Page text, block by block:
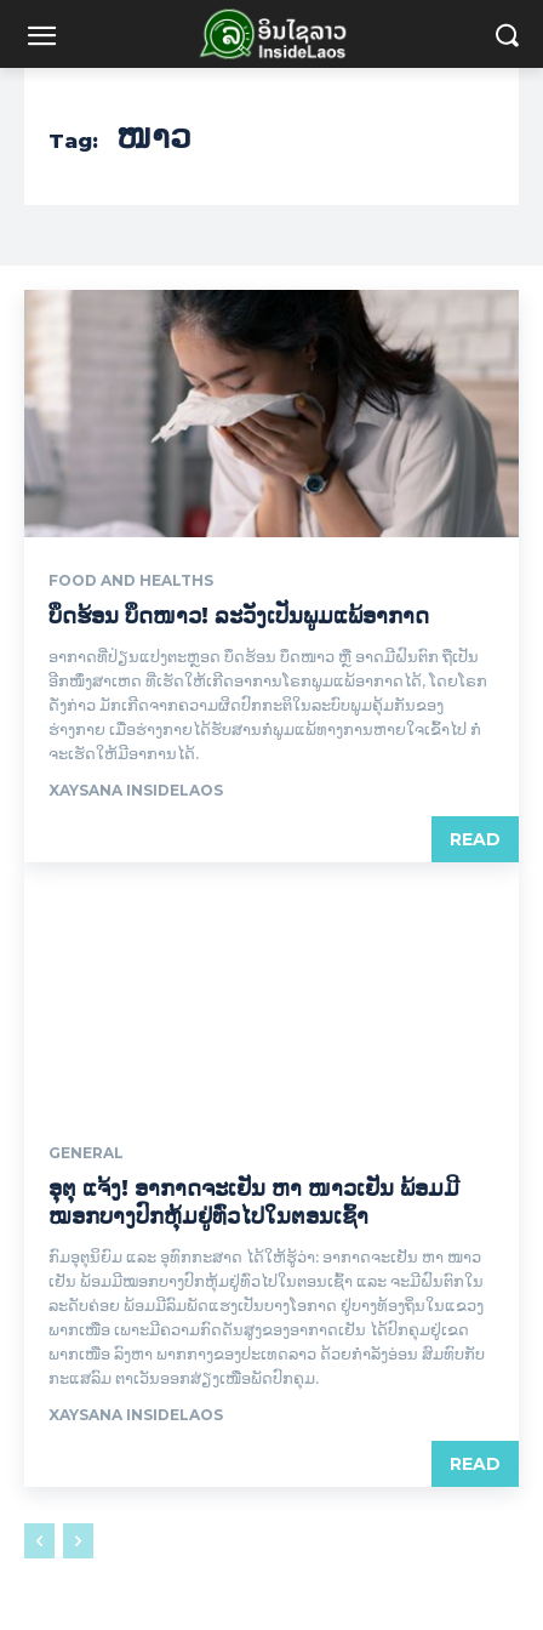
Tag: ໜາວ
FOOD AND HEALTHS
ບຶດຮ້ອນ ບຶດໜາວ! ລະວັງເປັນພູມແພ້ອາກາດ
ອາກາດທີ່ປ່ຽນແປງຕະຫຼອດ ບຶດຮ້ອນ ບຶດໜາວ ຫຼື ອາດມີຝົນຕົກ ຖືເປັນ
ອີກໜຶ່ງສາເຫດ ທີ່ເຮັດໃຫ້ເກີດອາການໂຣກພູມແພ້ອາກາດໄດ້, ໂດຍໂຣກ
ດັ່ງກ່າວ ມັກເກີດຈາກຄວາມຜິດປົກກະຕິໃນລະບົບພູມຄຸ້ມກັນຂອງ
ຮ່າງກາຍ ເມື່ອຮ່າງກາຍໄດ້ຮັບສານກໍ່ພູມແພ້ທາງການຫາຍໃຈເຂົ້າໄປ ກໍ
ຈະເຮັດໃຫ້ມີອາການໄດ້.
XAYSANA INSIDELAOS
READ
GENERAL
ອຸຕຸ ແຈ້ງ! ອາກາດຈະເຢັນ ຫາ ໜາວເຢັນ ພ້ອມມີ
ໝອກບາງປົກຫຸ້ມຢູ່ທົ່ວໄປໃນຕອນເຊົ້າ
ກົມອຸຕຸນິຍົມ ແລະ ອຸທົກກະສາດ ໄດ້ໃຫ້ຮູ້ວ່າ: ອາກາດຈະເຢັນ ຫາ ໜາວ
ເຢັນ ພ້ອມມີໝອກບາງປົກຫຸ້ມຢູ່ທົ່ວໄປໃນຕອນເຊົ້າ ແລະ ຈະມີຝົນຕົກໃນ
ລະດັບຄ່ອຍ ພ້ອມມີລົມພັດແຮງເປັນບາງໂອກາດ ຢູ່ບາງທ້ອງຖິ່ນໃນແຂວງ
ພາກເໜືອ ເພາະມີຄວາມກົດດັນສູງຂອງອາກາດເຢັນ ໄດ້ປົກຄຸມຢູ່ເຂດ
ພາກເໜືອ ລົງຫາ ພາກກາງຂອງປະເທດລາວ ດ້ວຍກໍາລັງອ່ອນ ສົມທົບກັບ
ກະແສລົມ ຕາເວັນອອກສ່ຽງເໜືອພັດປົກຄຸມ.
XAYSANA INSIDELAOS
READ